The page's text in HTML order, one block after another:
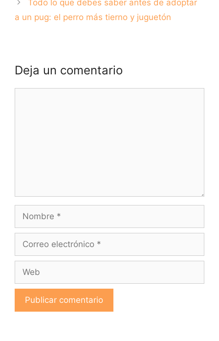
Todo lo que debes saber antes de adoptar
a un pug: el perro más tierno y juguetón
Deja un comentario